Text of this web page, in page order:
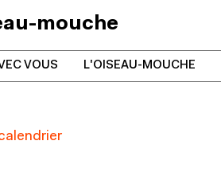
mouche
VOUS L'OISEAU-MOUCHE